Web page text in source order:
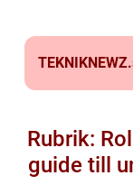
TEKNIKNEWZ.
Rubrik:
guide till